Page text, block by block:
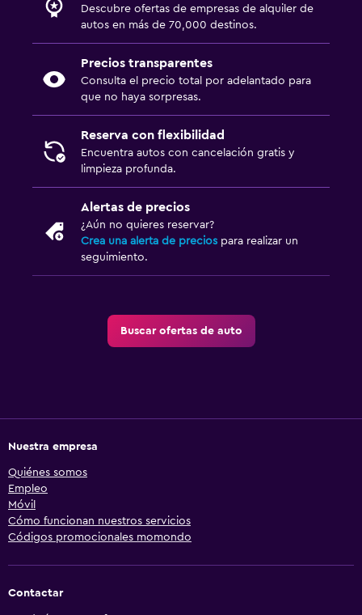
Descubre ofertas de empresas de alquiler de
autos en más de 70,000 destinos.
Precios transparentes
Consulta el precio total por adelantado para
que no haya sorpresas.
Reserva con flexibilidad
Encuentra autos con cancelación gratis y
limpieza profunda.
Alertas de precios
¿Aún no quieres reservar?
Crea una alerta de precios para realizar un
seguimiento.
Buscar ofertas de auto
Nuestra empresa
Quiénes somos
Empleo
Móvil
Cómo funcionan nuestros servicios
Códigos promocionales momondo
Contactar